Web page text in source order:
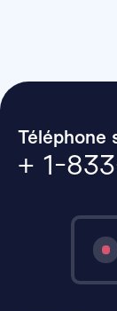
Téléphone
+ 1-